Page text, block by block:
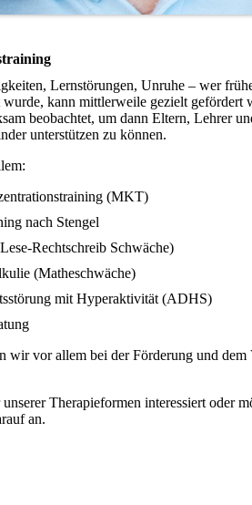
Lernstörungen, Unruhe – wer
kann mittlerweile gezielt gefördert
beobachtet, um dann Eltern, Lehrer
unterstützen zu können.
(MKT)
nach Stengel
Rechtschreib Schwäche)
(Matheschwäche)
mit Hyperaktivität (ADHS)
wir vor allem bei der Förderung und
Therapieformen interessiert oder
an.